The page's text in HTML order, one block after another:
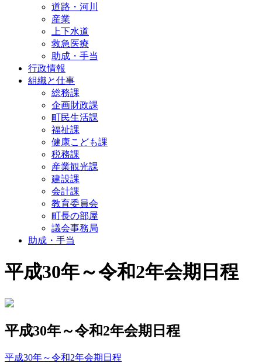
道路・河川
産業
上下水道
救急医療
助成・手当
行政情報
組織と仕事
総務課
企画財政課
町民生活課
福祉課
健康こども課
税務課
産業観光課
建設課
会計課
教育委員会
町長の部屋
議会事務局
助成・手当
平成30年～令和2年会期日程
平成30年～令和2年会期日程
平成30年～令和2年会期日程